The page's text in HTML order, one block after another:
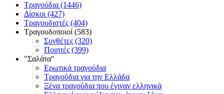
Τραγούδια (1446)
Δίσκοι (427)
Τραγουδιστές (404)
Τραγουδοποιοί (583)
Συνθέτες (320)
Ποιητές (399)
"Σαλάτα"
Ερωτικά τραγούδια
Τραγούδια για την Ελλάδα
Ξένα τραγούδια που έγιναν ελληνικά